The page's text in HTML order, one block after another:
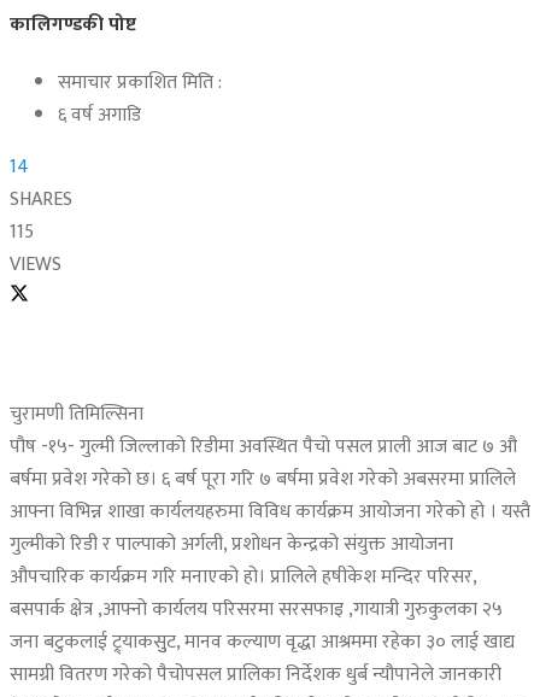
कालिगण्डकी पोष्ट
समाचार प्रकाशित मिति :
६ वर्ष अगाडि
14
SHARES
115
VIEWS
चुरामणी तिमिल्सिना
पौष -१५- गुल्मी जिल्लाको रिडीमा अवस्थित पैचो पसल प्राली आज बाट ७ औ
बर्षमा प्रवेश गरेको छ। ६ बर्ष पूरा गरि ७ बर्षमा प्रवेश गरेको अबसरमा प्रालिले
आफ्ना विभिन्न शाखा कार्यलयहरुमा विविध कार्यक्रम आयोजना गरेको हो । यस्तै
गुल्मीको रिडी र पाल्पाको अर्गली, प्रशोधन केन्द्रको संयुक्त आयोजना
औपचारिक कार्यक्रम गरि मनाएको हो। प्रालिले हषीकेश मन्दिर परिसर,
बसपार्क क्षेत्र ,आफ्नो कार्यलय परिसरमा सरसफाइ ,गायात्री गुरुकुलका २५
जना बटुकलाई ट्र्याकसुुट, मानव कल्याण वृद्धा आश्रममा रहेका ३० लाई खाद्य
सामग्री वितरण गरेको पैचोपसल प्रालिका निर्देशक धुर्ब न्यौपानेले जानकारी